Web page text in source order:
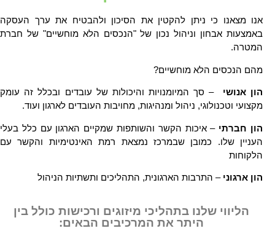
אנו מצאנו כי ניתן להקטין את הסיכון ולהבטיח את ערך העסקה
באמצעות אבחון וניהול נכון של "הנכסים הלא מוחשיים" של חברת
המטרה.
מהם הנכסים הלא מוחשיים?
הון אנושי– סך המיומנויות והיכולות של עובדים ובכלל זה עומק
מקצועי וטכנולוגי, ניהול ומנהיגות, מחויבות העובדים לארגון ועוד.
הון חברתי– איכות הקשר והשותפות שמקיים הארגון עם כלל בעלי
העניין שלו. כמובן שבמרכז נמצאת רמת האינטימיות והקשר עם
הלקוחות
הון ארגוני– התרבות הארגונית, התהליכים ותשתיות הניהול
הליווי שלנו בתהליכי מיזוגים ורכישות כולל בין
היתר את המרכיבים הבאים: